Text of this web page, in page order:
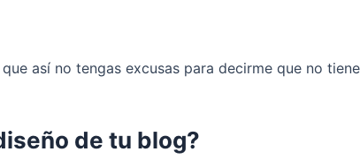
así no tengas excusas para decirme que no
de tu blog?